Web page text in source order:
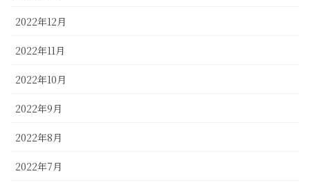
2022年12月
2022年11月
2022年10月
2022年9月
2022年8月
2022年7月